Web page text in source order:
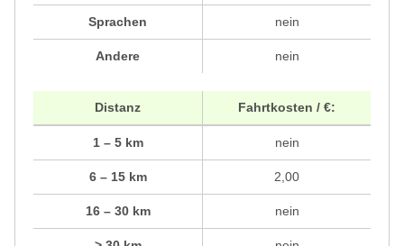
Sprachen
Andere
nein
nein
Distanz
1 – 5 km
6 – 15 km
16 – 30 km
Fahrtkosten / €:
nein
2,00
nein